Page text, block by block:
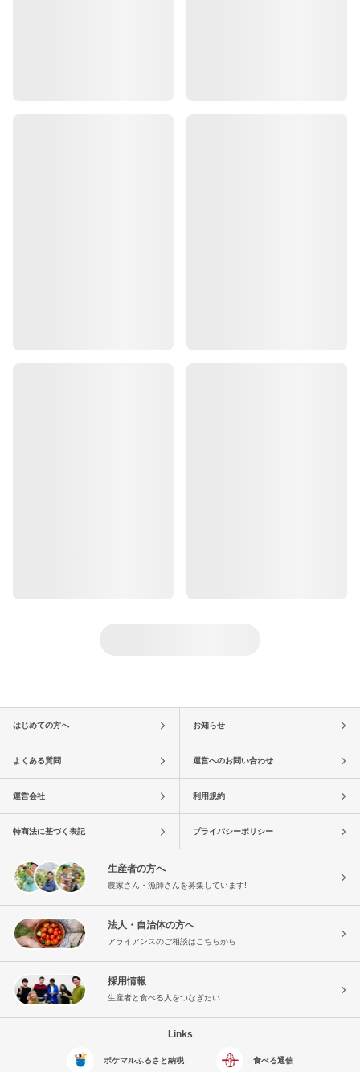
はじめての方へ お知らせ
よくある質問 運営へのお問い合わせ
運営会社 利用規約
特商法に基づく表記 プライバシーポリシー
生産者の方へ
農家さん・漁師さんを募集しています!
法人・自治体の方へ
アライアンスのご相談はこちらから
採用情報
生産者と食べる人をつなぎたい
Links
ポケマルふるさと納税 食べる通信